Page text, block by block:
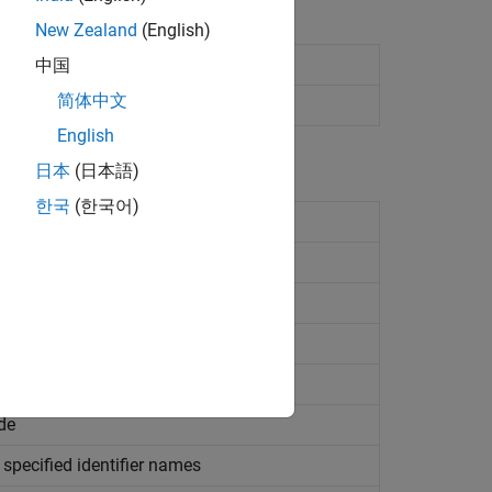
code
code generation
code
identifier names
New Zealand (English)
中国
简体中文
English
日本 (日本語)
한국 (한국어)